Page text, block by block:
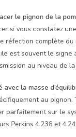
le pignon de la
si vous constatez
réfection complète du
est souvent le signe
au niveau de
la masse
au pignon.
parfaitement sur le
Perkins 4.236 et